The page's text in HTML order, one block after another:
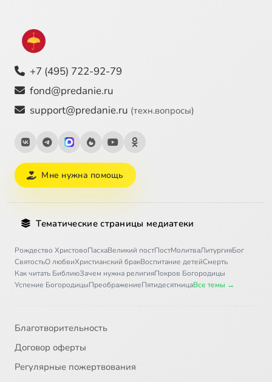
+7 (495) 722-92-79
fond@predanie.ru
support@predanie.ru (техн.вопросы)
Мне нужна помощь
Тематические страницы медиатеки
Рождество ХристовоПасхаВеликий постПостМолитваЛитургияБог
СвятостьО любвиХристианский бракВоспитание детейСмерть
Как читать БиблиюЗачем нужна религияПокров Богородицы
Успение БогородицыПреображениеПятидесятницаВсе темы →
Благотворительность
Договор оферты
Регулярные пожертвования